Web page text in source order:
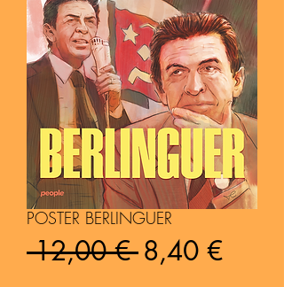
POSTER BERLINGUER
12,00 € Prezzo
8,40 €Prezzo